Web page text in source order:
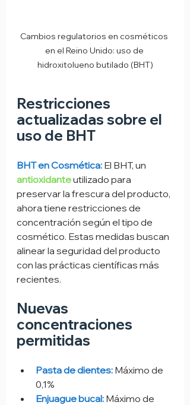
Cambios regulatorios en cosméticos
en el Reino Unido: uso de
hidroxitolueno butilado (BHT)
Restricciones
actualizadas sobre el
uso de BHT
BHT en Cosmética: El BHT, un
antioxidante utilizado para
preservar la frescura del producto,
ahora tiene restricciones de
concentración según el tipo de
cosmético. Estas medidas buscan
alinear la seguridad del producto
con las prácticas científicas más
recientes.
Nuevas
concentraciones
permitidas
Pasta de dientes: Máximo de
0,1%
Enjuague bucal: Máximo de